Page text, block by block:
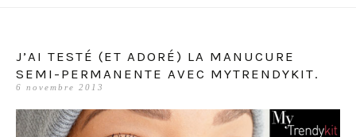
J’AI TESTÉ (ET ADORÉ) LA MANUCURE
SEMI-PERMANENTE AVEC MYTRENDYKIT.
6 novembre 2013